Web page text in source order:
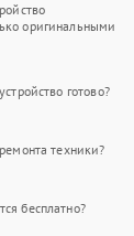
оригинальными
готово?
техники?
бесплатно?